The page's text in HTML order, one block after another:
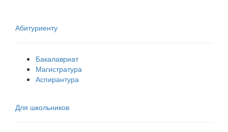
Абитуриенту
Бакалавриат
Магистратура
Аспирантура
Для школьников